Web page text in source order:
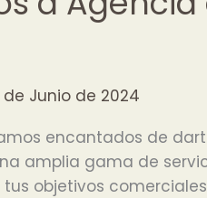
de Junio de 2024
encantados de
amplia gama de
objetivos